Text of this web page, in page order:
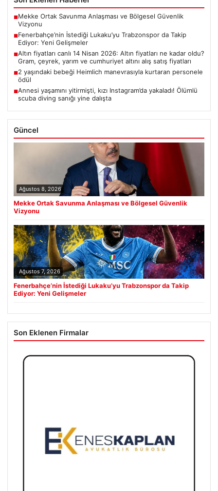
■Mekke Ortak Savunma Anlaşması ve Bölgesel Güvenlik
Vizyonu
■Fenerbahçe’nin İstediği Lukaku’yu Trabzonspor da Takip
Ediyor: Yeni Gelişmeler
■Altın fiyatları canlı 14 Nisan 2026: Altın fiyatları ne kadar oldu?
Gram, çeyrek, yarım ve cumhuriyet altını alış satış fiyatları
■2 yaşındaki bebeği Heimlich manevrasıyla kurtaran personele
ödül
■Annesi yaşamını yitirmişti, kızı Instagram’da yakaladı! Ölümlü
scuba diving sanığı yine dalışta
Güncel
Ağustos 8, 2026
Mekke Ortak Savunma Anlaşması ve Bölgesel Güvenlik
Vizyonu
Ağustos 7, 2026
Fenerbahçe’nin İstediği Lukaku’yu Trabzonspor da Takip
Ediyor: Yeni Gelişmeler
Son Eklenen Firmalar